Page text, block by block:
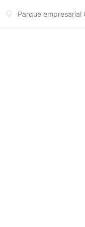
Parque empresarial